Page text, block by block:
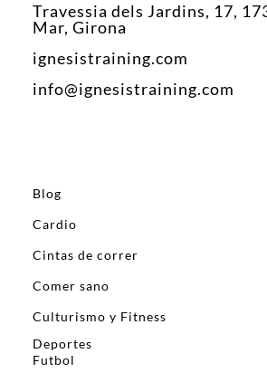
Travessia dels Jardins, 17,
Mar, Girona
ignesistraining.com
info@ignesistraining.com
Blog
Cardio
Cintas de correr
Comer sano
Culturismo y Fitness
Deportes
Futbol